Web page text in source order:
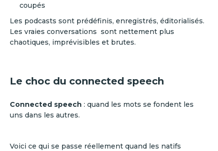
coupés
Les podcasts sont prédéfinis, enregistrés, éditorialisés.
Les vraies conversations sont nettement plus
chaotiques, imprévisibles et brutes.
Le choc du connected speech
Connected speech : quand les mots se fondent les
uns dans les autres.
Voici ce qui se passe réellement quand les natifs